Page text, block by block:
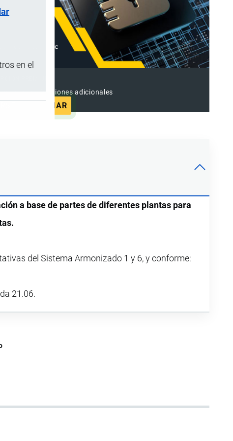
en el
anuncios y funciones adicionales
ANUNCIAR
a base de partes de diferentes plantas para
del Sistema Armonizado 1 y 6, y conforme:
21.06.